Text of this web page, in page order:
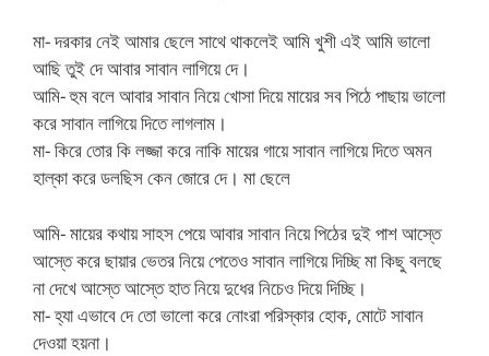
মা- দরকার নেই আমার ছেলে সাথে থাকলেই আমি খুশী এই আমি ভালো
আছি তুই দে আবার সাবান লাগিয়ে দে।
আমি- হুম বলে আবার সাবান নিয়ে খোসা দিয়ে মায়ের সব পিঠে পাছায় ভালো
করে সাবান লাগিয়ে দিতে লাগলাম।
মা- কিরে তোর কি লজ্জা করে নাকি মায়ের গায়ে সাবান লাগিয়ে দিতে অমন
হাল্কা করে ডলছিস কেন জোরে দে। মা ছেলে
আমি- মায়ের কথায় সাহস পেয়ে আবার সাবান নিয়ে পিঠের দুই পাশ আস্তে
আস্তে করে ছায়ার ভেতর নিয়ে পেতেও সাবান লাগিয়ে দিচ্ছি মা কিছু বলছে
না দেখে আস্তে আস্তে হাত নিয়ে দুধের নিচেও দিয়ে দিচ্ছি।
মা- হ্যা এভাবে দে তো ভালো করে নোংরা পরিস্কার হোক, মোটে সাবান
দেওয়া হয়না।